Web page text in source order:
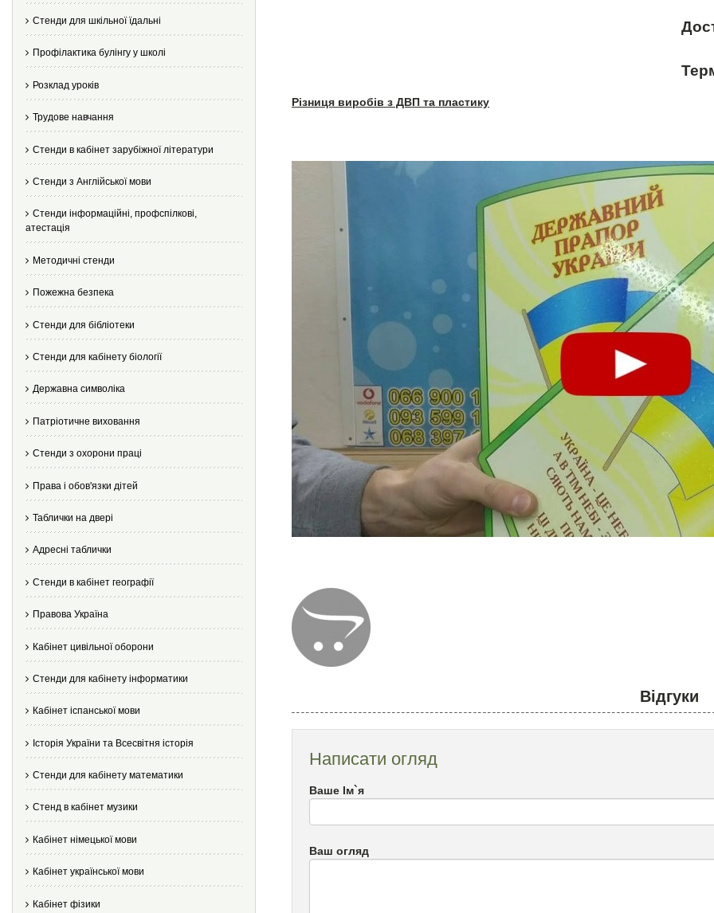
Стенди для шкільної їдальні
Профілактика булінгу у школі
Розклад уроків
Трудове навчання
Стенди в кабінет зарубіжної літератури
Стенди з Англійської мови
Стенди інформаційні, профспілкові,
атестація
Методичні стенди
Пожежна безпека
Стенди для бібліотеки
Стенди для кабінету біології
Державна символіка
Патріотичне виховання
Стенди з охорони праці
Права і обов'язки дітей
Таблички на двері
Адресні таблички
Стенди в кабінет географії
Правова Україна
Кабінет цивільної оборони
Стенди для кабінету інформатики
Кабінет іспанської мови
Історія України та Всесвітня історія
Стенди для кабінету математики
Стенд в кабінет музики
Кабінет німецької мови
Кабінет української мови
Кабінет фізики
Різниця виробів з ДВП та пластику
Відгуки
Написати огляд
Ваше Ім`я
Ваш огляд